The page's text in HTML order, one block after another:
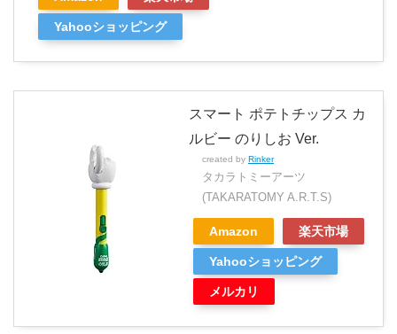
Yahooショッピング
スマート ポテトチップス カ
ルビー のりしお Ver.
created by Rinker
タカラトミーアーツ
(TAKARATOMY A.R.T.S)
Amazon 楽天市場
Yahooショッピング
メルカリ